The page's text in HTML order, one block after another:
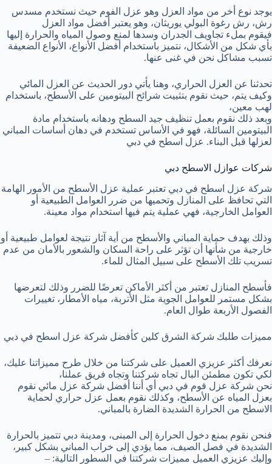
يوجد نوع أخر من مواد العزل وهو عزل الفوم حيث نستخدم مسدس
رش، رش رغوة البولي يوريثان، وهو يعتبر أفضل مواد العزل
فيقوم بملء تجاويف الجدران وسدها لمنع وصول المياه والحرارة إليها
بأي شكل من الأشكال، نتميز باستخدام أفضل الأنواع، الأنواع الضعيفة
تسبب مشاكل نحن في غنى عنها.
تحدثنا عن العزل الحراري، وهنا يأتي دور الحديث عن العزل المائي
وكيف يتم، حيث نقوم بتثبيت شرائح البيتومين على الأسطح، باستخدام
لهب معين،
وبعد ذلك نقوم بعمل تنظيف جيد السطح ودهانه باستخدام مادة
البيتومين السائلة، فهو في الأساس تستخدم في دهان أساسات المباني
لعزلها قبل البناء. عزل اسطح في دبي
شركات عوازل الاسطح دبي
شركة عزل اسطح في دبي تعتبر عملية عزل الأسطح من الأمور الهامة
التي تحافظ على المنازل وتحميها من ضرر العوامل الطبيعية أو
العوامل الخارجية، فهي عملية يتم فيها استخدام مواد معينة.
وذلك بهدف حماية المباني والأسطح من أية آثار نتيجة لعوامل طبيعية أو
خارجية من شأنها أن تؤثر على راحة السكان والشعور بالأمان من عدم
تسريب تلك الأسطح على سبيل المثال للماء.
فأسطح المنازل تعتبر من أكثر الأماكن تعرضًا للضرر وذلك لتعرضها
بشكل مستمر للعوامل الجوية مثل الأتربة، مياه الأمطار، تغييرات
الفصول الأربعة طوال العام.
مميزات طلبك شركة الشرق كلين كأفضل شركة عزل اسطح في دبي
نعرفك أكثر عزيزي العميل على شركتنا من خلال طرح مميزاتنا عليك،
لكي تكون مطمئن البال تجاه شركتنا وتجاه فريق عملنا،
نحن شركة عزل فوم في دبي أي أننا أفضل شركة عزل مائي نقوم
بعزل المياه عن الأسطح، وكذلك نقوم بعمل عزل حراري لحماية
الاسطح من الحرارة الشديدة الضارة بالمباني.
فنحن نقوم بمنع دخول الحرارة إلى المبنى، ومدينة دبي تتميز بالحرارة
الشديدة في فصل الصيف، مما يؤدي إلى خراب المباني بشكل كبير،
وإليك عزيزي العميل مميزات شركتنا في السطور التالية: –